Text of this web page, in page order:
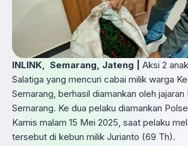
INLINK, Semarang, Jateng | Aksi 2
Salatiga yang mencuri cabai milik warga
Semarang, berhasil diamankan oleh jajaran
Semarang. Ke dua pelaku diamankan
Kamis malam 15 Mei 2025, saat pelaku
tersebut di kebun milik Jurianto (69 Th).